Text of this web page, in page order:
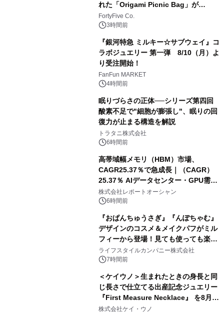
れた「Origami Picnic Bag」が
Makuakeに登場
FortyFive Co.
3時間前
『銀河特急 ミルキー☆サブウェイ』コ
ラボジュエリー 第一弾 8/10（月）よ
り受注開始！
FanFun MARKET
4時間前
眠りづらさの正体──シリーズ第四回
酸素不足で"細胞が膨張し"、眠りの回
復力が止まる構造を解説
トラタニ株式会社
6時間前
高帯域幅メモリ（HBM）市場、
CAGR25.37％で急成長｜（CAGR）
25.37％ AIデータセンター・GPU需要
拡大が2035年の市場成長を牽引
株式会社レポートオーシャン
6時間前
『おぱんちゅうさぎ』『んぽちゃむ』
デザインのコスメ＆メイクパフがミル
フィーから登場！見ても使っても楽し
い、ポップでキュートなコレクショ
ン。
ライフスタイルカンパニー株式会社
7時間前
＜ケイウノ＞生まれたときの身長と同
じ長さで仕立てる出産記念ジュエリー
『First Measure Necklace』 を8月14
日(金)に発売
株式会社ケイ・ウノ